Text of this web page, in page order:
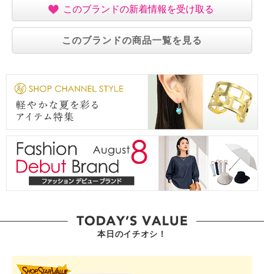
このブランドの新着情報を受け取る
このブランドの商品一覧を見る
本日のイチオシ！